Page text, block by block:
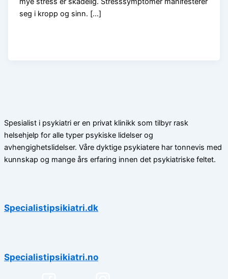
seg i kropp og sinn. […]
Spesialist i psykiatri er en privat klinikk som tilbyr rask
helsehjelp for alle typer psykiske lidelser og
avhengighetslidelser. Våre dyktige psykiatere har tonnevis med
kunnskap og mange års erfaring innen det psykiatriske feltet.
Specialistipsikiatri.dk
Specialistipsikiatri.no